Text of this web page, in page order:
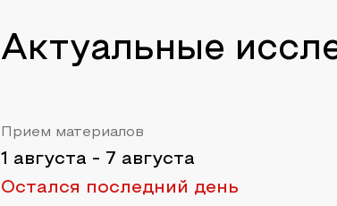
Актуальные
Прием материалов
1 августа - 7 августа
Остался последний день